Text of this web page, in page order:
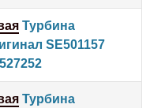
Турбина
SE501157
Турбина